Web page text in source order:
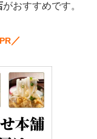
がおすすめです。
PR／